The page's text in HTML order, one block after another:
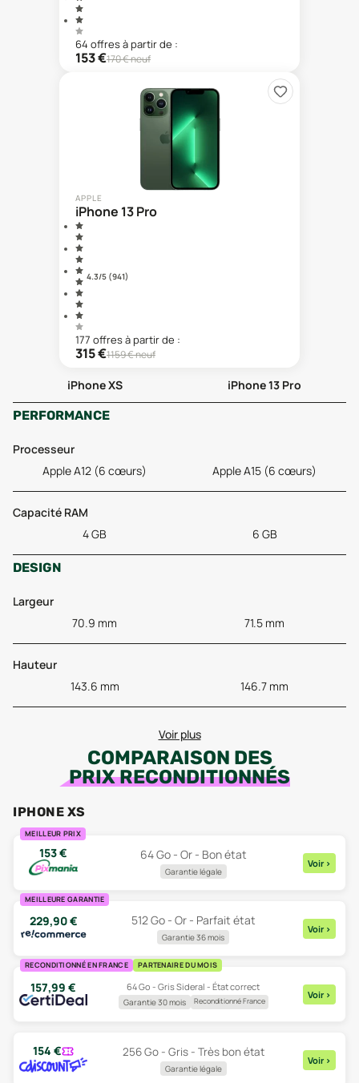
64 offresà partir de :
153€170€ neuf
APPLE
iPhone 13 Pro
4.3/5 (941)
177 offresà partir de :
315€1159€ neuf
iPhone XS
iPhone 13 Pro
PERFORMANCE
Processeur
Apple A12 (6 cœurs)
Apple A15 (6 cœurs)
Capacité RAM
4 GB
6 GB
DESIGN
Largeur
70.9 mm
71.5 mm
Hauteur
143.6 mm
146.7 mm
Voir plus
COMPARAISON DES
PRIX RECONDITIONNÉS
IPHONE XS
MEILLEUR PRIX
153€ 64 Go - Or - Bon état
Garantie légale
Voir >
MEILLEURE GARANTIE
229,90€ 512 Go - Or - Parfait état
Garantie 36 mois
Voir >
RECONDITIONNÉ EN FRANCE PARTENAIRE DU MOIS
157,99 € 64 Go - Gris Sideral - État correct
Garantie 30 mois Reconditionné France
Voir >
154 € 256 Go - Gris - Très bon état
Garantie légale
Voir >